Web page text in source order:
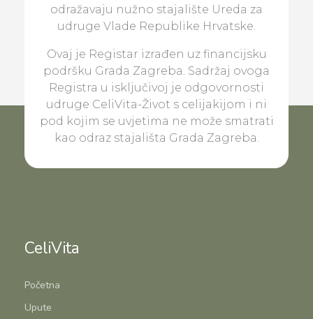
odražavaju nužno stajalište Ureda za
udruge Vlade Republike Hrvatske.
Ovaj je Registar izrađen uz financijsku
podršku Grada Zagreba. Sadržaj ovoga
Registra u isključivoj je odgovornosti
udruge CeliVita-Život s celijakijom i ni
pod kojim se uvjetima ne može smatrati
kao odraz stajališta Grada Zagreba.
CeliVita
Početna
Upute